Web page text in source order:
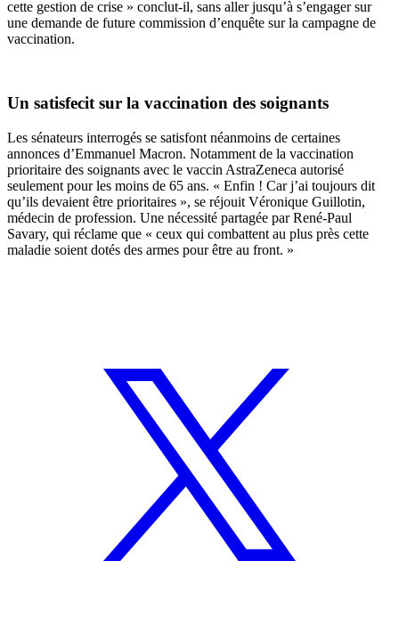
cette gestion de crise » conclut-il, sans aller jusqu’à s’engager sur
une demande de future commission d’enquête sur la campagne de
vaccination.
Un satisfecit sur la vaccination des soignants
Les sénateurs interrogés se satisfont néanmoins de certaines
annonces d’Emmanuel Macron. Notamment de la vaccination
prioritaire des soignants avec le vaccin AstraZeneca autorisé
seulement pour les moins de 65 ans. « Enfin ! Car j’ai toujours dit
qu’ils devaient être prioritaires », se réjouit Véronique Guillotin,
médecin de profession. Une nécessité partagée par René-Paul
Savary, qui réclame que « ceux qui combattent au plus près cette
maladie soient dotés des armes pour être au front. »